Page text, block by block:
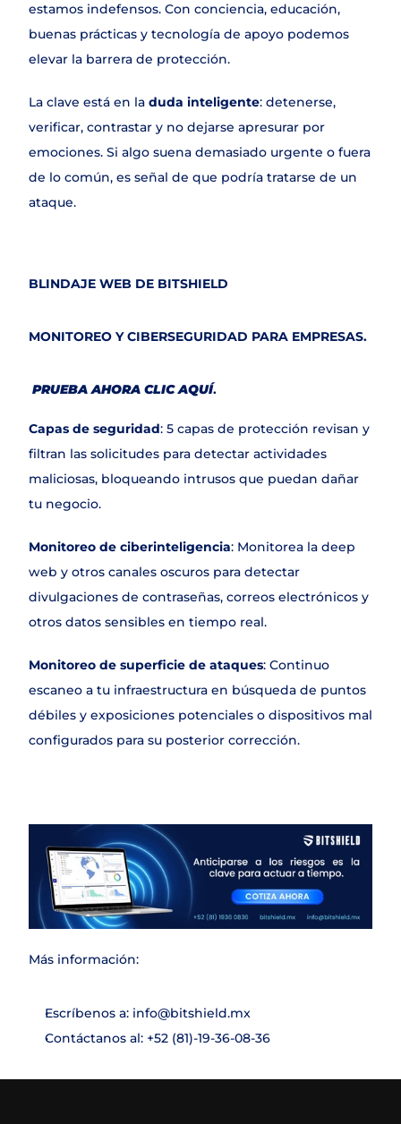
estamos indefensos. Con conciencia, educación,
buenas prácticas y tecnología de apoyo podemos
elevar la barrera de protección.
La clave está en la duda inteligente: detenerse,
verificar, contrastar y no dejarse apresurar por
emociones. Si algo suena demasiado urgente o fuera
de lo común, es señal de que podría tratarse de un
ataque.
BLINDAJE WEB DE BITSHIELD
MONITOREO Y CIBERSEGURIDAD PARA EMPRESAS.
PRUEBA AHORA CLIC AQUÍ.
Capas de seguridad: 5 capas de protección revisan y
filtran las solicitudes para detectar actividades
maliciosas, bloqueando intrusos que puedan dañar
tu negocio.
Monitoreo de ciberinteligencia: Monitorea la deep
web y otros canales oscuros para detectar
divulgaciones de contraseñas, correos electrónicos y
otros datos sensibles en tiempo real.
Monitoreo de superficie de ataques: Continuo
escaneo a tu infraestructura en búsqueda de puntos
débiles y exposiciones potenciales o dispositivos mal
configurados para su posterior corrección.
Más información:
Escríbenos a: info@bitshield.mx
Contáctanos al: +52 (81)-19-36-08-36